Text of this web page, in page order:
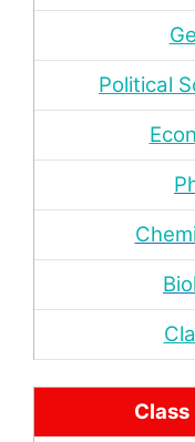
Political
Class